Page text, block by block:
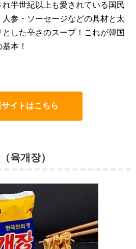
半世紀以上も愛されている国民
参・ソーセージなどの具材と太
した辛さのスープ！これが韓国
本！
サイトはこちら
육개장）